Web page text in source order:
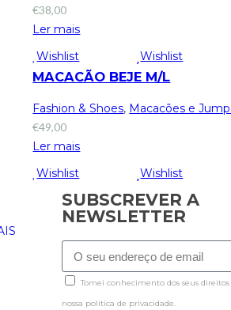
€38,00
Ler mais
Wishlist
Wishlist
MACACÃO BEJE M/L
Fashion & Shoes, Macacões e
€49,00
Ler mais
Wishlist
Wishlist
SUBSCREVER A
NEWSLETTER
Tomei conhecimento dos seus
nossa politica de privacidade.